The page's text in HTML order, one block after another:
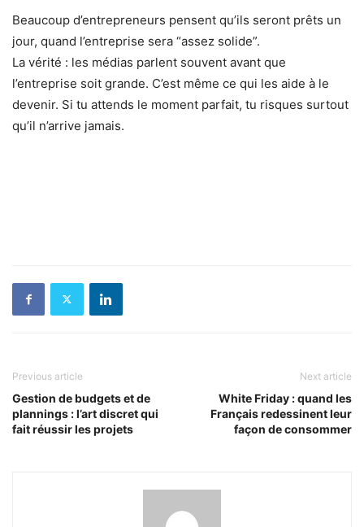
Beaucoup d’entrepreneurs pensent qu’ils seront prêts un
jour, quand l’entreprise sera “assez solide”.
La vérité : les médias parlent souvent avant que
l’entreprise soit grande. C’est même ce qui les aide à le
devenir. Si tu attends le moment parfait, tu risques surtout
qu’il n’arrive jamais.
Previous article
Gestion de budgets et de
plannings : l’art discret qui
fait réussir les projets
Next article
White Friday : quand les
Français redessinent leur
façon de consommer